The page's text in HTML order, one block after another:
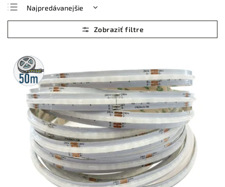
Najpredávanejšie
Najlacnejšie
Najdrahšie
Abecedne
50m
rolka